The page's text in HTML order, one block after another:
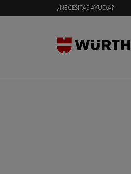
¿NECESITAS AYUDA?